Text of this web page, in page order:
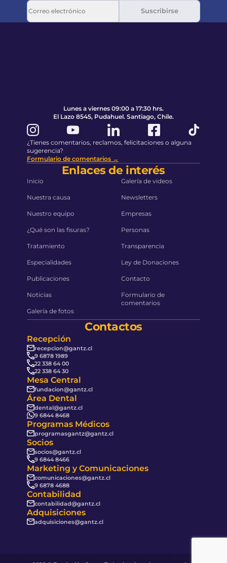
Suscribirse
Lunes a viernes 09:00 a 17:30 hrs.
El Lazo 8545, Pudahuel. Santiago, Chile.
¿Tienes comentarios, reclamos, felicitaciones o alguna
sugerencia?
Formulario de comentarios →
Enlaces de interés
Inicio
Nuestra causa
Nuestro equipo
¿Qué son las fisuras?
Tratamiento
Especialidades
Publicaciones
Noticias
Galería de fotos
Galería de videos
Newsletters
Empresas
Personas
Transparencia
Ley de Donaciones
Contacto
Formulario de
comentarios
Contactos
Recepción
recepcion@gantz.cl
9 6878 1989
22 338 64 00
22 338 64 30
Mesa Central
fundacion@gantz.cl
Área Dental
dental@gantz.cl
9 6844 8468
Programas Médicos
programasgantz@gantz.cl
Socios
socios@gantz.cl
9 6844 8466
Marketing y Comunicaciones
comunicaciones@gantz.cl
9 6878 4688
Contabilidad
contabilidad@gantz.cl
Adquisiciones
adquisiciones@gantz.cl